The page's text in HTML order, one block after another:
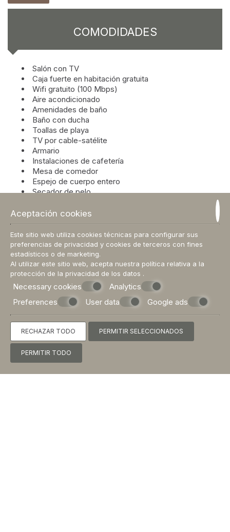
COMODIDADES
Salón con TV
Caja fuerte en habitación gratuita
Wifi gratuito (100 Mbps)
Aire acondicionado
Amenidades de baño
Baño con ducha
Toallas de playa
TV por cable-satélite
Armario
Instalaciones de cafetería
Mesa de comedor
Espejo de cuerpo entero
Secador de pelo
Cocina pequeña
Toallas de piscina
Vista a la piscina
Balcón privado
Nevera
Caja
Vista al mar
Ventanas insonorizadas
Oficina de redacción
Mesa de comedor
Planchado/Planchado
Hervidor
Tostadora
Cuna/Silla de bebé
Botiquín de primeros auxilios
Extintor de incendios
Detectores de humo
Aceptación cookies
Este sitio web utiliza cookies técnicas para configurar sus
preferencias de privacidad y cookies de terceros con fines
estadísticos o de marketing.
Al utilizar este sitio web, acepta nuestra política relativa a la
protección de la privacidad de los datos .
Necessary cookies
Analytics
Preferences
User data Google ads
RECHAZAR TODO PERMITIR SELECCIONADOS
PERMITIR TODO